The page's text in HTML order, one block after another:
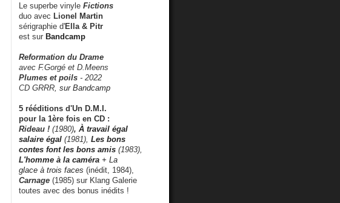
Le superbe vinyle Fictions
duo avec Lionel Martin
sérigraphie d'Ella & Pitr
est sur Bandcamp
Reformation du Drame
avec F.Gorgé et D.Meens
Plumes et poils - 2022
CD GRRR, sur Bandcamp
5 rééditions d'Un D.M.I.
pour la 1ère fois en CD :
Rideau ! (1980), À travail égal
salaire égal (1981), Les bons
contes font les bons amis (1983),
L'homme à la caméra + La
glace à trois faces (inédit, 1984),
Carnage (1985) sur Klang Galerie
toutes avec des bonus inédits !